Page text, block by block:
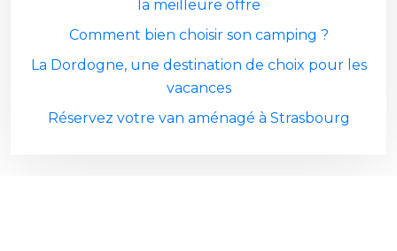
la meilleure offre
Comment bien choisir son camping ?
La Dordogne, une destination de choix pour les
vacances
Réservez votre van aménagé à Strasbourg